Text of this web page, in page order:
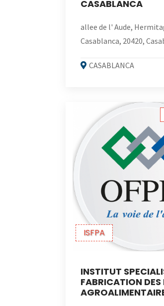
CASABLANCA
allee de l' Aude,
Casablanca, 20420,
CASABLANCA
ISFPA
INSTITUT
FABRICATION DES